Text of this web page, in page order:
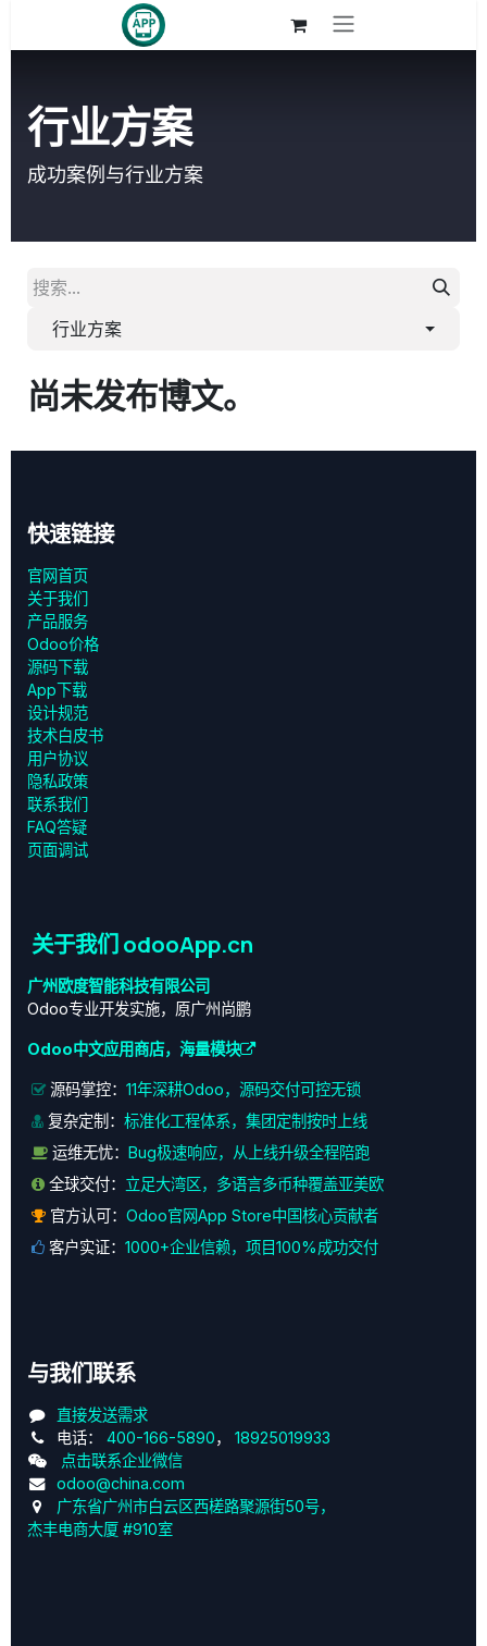
行业方案
成功案例与行业方案
行业方案
尚未发布博文。
快速链接
官网首页
关于我们
产品服务
Odoo价格
源码下载
App下载
设计规范
技术白皮书
用户协议
‎隐私政策‎
联系我们
FAQ答疑
页面调试
关于我们 odooApp.cn
广州欧度智能科技有限公司
Odoo专业开发实施，原广州尚鹏
Odoo中文应用商店，海量模块
源码掌控： 11年深耕Odoo，源码交付可控无锁
复杂定制： 标准化工程体系，集团定制按时上线
运维无忧：
Bug极速响应，从上线升级全程陪跑
全球交付： 立足大湾区，多语言多币种覆盖亚美欧
官方认可： Odoo官网App Store中国核心贡献者
客户实证： 1000+企业信赖，项目100%成功交付
与我们联系
直接发送需求
电话： 400-166-5890， 18925019933
点击联系企业微信
odoo@china.com
广东省广州市白云区西槎路聚源街50号，
杰丰电商大厦 #910室